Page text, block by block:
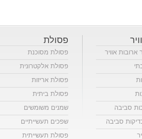
ארובות אוויר
סביבה
סביבה
פסולת
פסולת מסוכנת
פסולת אלקטרונית
פסולת אריזות
פסולת ביתית
שמנים משומשים
שפכים תעשייתיים
פסולת תעשייתית